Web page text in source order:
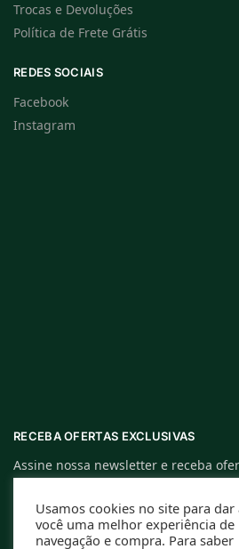
Trocas e Devoluções
Política de Frete Grátis
REDES SOCIAIS
Facebook
Instagram
RECEBA OFERTAS EXCLUSIVAS
Assine nossa newsletter e receba
Usamos cookies no site para dar
você uma melhor experiência de
navegação e compra. Para saber